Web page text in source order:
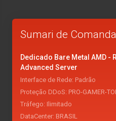
Sumari de Comanda
Dedicado Bare Metal AMD -
Advanced Server
Interface de Rede: Padrão
Proteção DDoS: PRO-GAMER-
Tráfego: Ilimitado
DataCenter: BRASIL